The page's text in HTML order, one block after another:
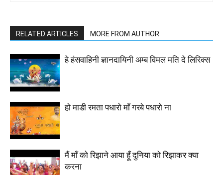
RELATED ARTICLES MORE FROM AUTHOR
हे हंसवाहिनी ज्ञानदायिनी अम्ब विमल मति दे लिरिक्स
हो माडी रमता पधारो माँ गरबे पधारो ना
मैं माँ को रिझाने आया हूँ दुनिया को रिझाकर क्या
करना